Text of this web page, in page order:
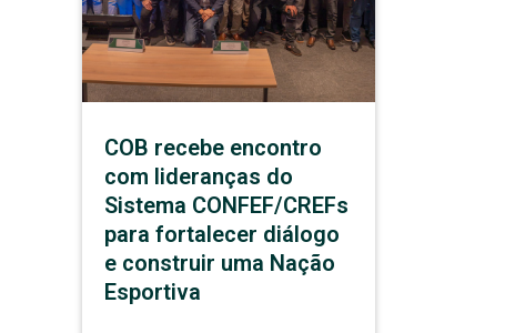
COB recebe encontro
com lideranças do
Sistema CONFEF/CREFs
para fortalecer diálogo
e construir uma Nação
Esportiva